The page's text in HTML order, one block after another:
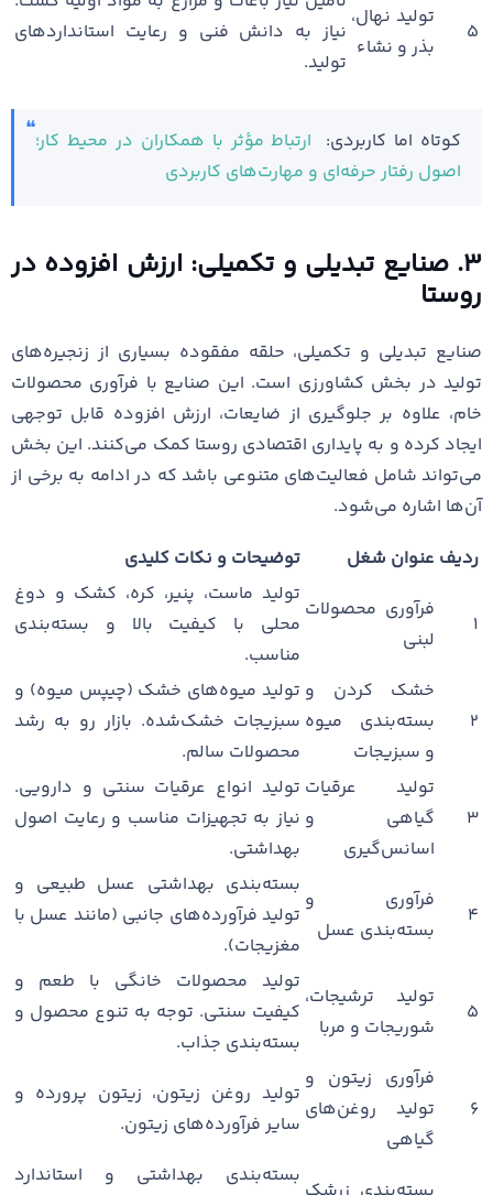
۵
تولید نهال،
بذر و نشاء
نیاز به دانش فنی و رعایت استانداردهای
تولید.
کوتاه اما کاربردی: ارتباط مؤثر با همکاران در محیط کار؛
اصول رفتار حرفه‌ای و مهارت‌های کاربردی
۳. صنایع تبدیلی و تکمیلی: ارزش افزوده در
روستا
صنایع تبدیلی و تکمیلی، حلقه مفقوده بسیاری از زنجیره‌های
تولید در بخش کشاورزی است. این صنایع با فرآوری محصولات
خام، علاوه بر جلوگیری از ضایعات، ارزش افزوده قابل توجهی
ایجاد کرده و به پایداری اقتصادی روستا کمک می‌کنند. این بخش
می‌تواند شامل فعالیت‌های متنوعی باشد که در ادامه به برخی از
آن‌ها اشاره می‌شود.
ردیف عنوان شغل توضیحات و نکات کلیدی
۱
فرآوری محصولات
لبنی
تولید ماست، پنیر، کره، کشک و دوغ
محلی با کیفیت بالا و بسته‌بندی
مناسب.
۲
خشک کردن و
بسته‌بندی میوه
و سبزیجات
تولید میوه‌های خشک (چیپس میوه) و
سبزیجات خشک‌شده. بازار رو به رشد
محصولات سالم.
۳
تولید عرقیات
گیاهی و
اسانس‌گیری
تولید انواع عرقیات سنتی و دارویی.
نیاز به تجهیزات مناسب و رعایت اصول
بهداشتی.
۴
فرآوری و
بسته‌بندی عسل
بسته‌بندی بهداشتی عسل طبیعی و
تولید فرآورده‌های جانبی (مانند عسل با
مغزیجات).
۵
تولید ترشیجات،
شوریجات و مربا
تولید محصولات خانگی با طعم و
کیفیت سنتی. توجه به تنوع محصول و
بسته‌بندی جذاب.
۶
فرآوری زیتون و
تولید روغن‌های
گیاهی
تولید روغن زیتون، زیتون پرورده و
سایر فرآورده‌های زیتون.
بسته‌بندی بهداشتی و استاندارد